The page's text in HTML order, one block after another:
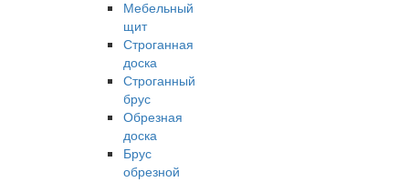
Мебельный
щит
Строганная
доска
Строганный
брус
Обрезная
доска
Брус
обрезной